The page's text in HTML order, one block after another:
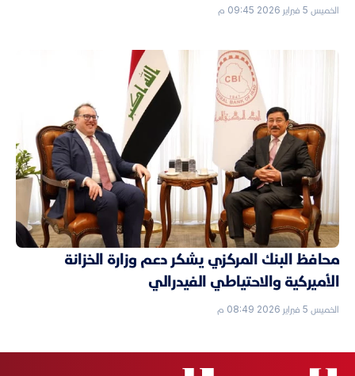
الخميس 5 فبراير 2026 09:45 م
محافظ البنك المركزي يشكر دعم وزارة الخزانة
الأميركية والاحتياطي الفيدرالي
الخميس 5 فبراير 2026 08:49 م